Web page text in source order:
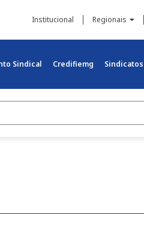
Institucional Regionais
Sindical Credifiemg